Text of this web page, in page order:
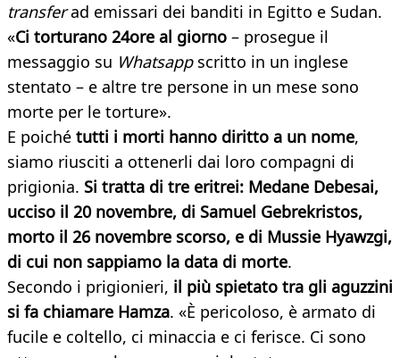
transferad emissari dei banditi in Egitto e Sudan.
«Ci torturano 24ore al giorno – prosegue il
messaggio su Whatsappscritto in un inglese
stentato – e altre tre persone in un mese sono
morte per le torture».
E poiché tutti i morti hanno diritto a un nome,
siamo riusciti a ottenerli dai loro compagni di
prigionia. Si tratta di tre eritrei: Medane Debesai,
ucciso il 20 novembre, di Samuel Gebrekristos,
morto il 26 novembre scorso, e di Mussie Hyawzgi,
di cui non sappiamo la data di morte.
Secondo i prigionieri, il più spietato tra gli aguzzini
si fa chiamare Hamza. «È pericoloso, è armato di
fucile e coltello, ci minaccia e ci ferisce. Ci sono